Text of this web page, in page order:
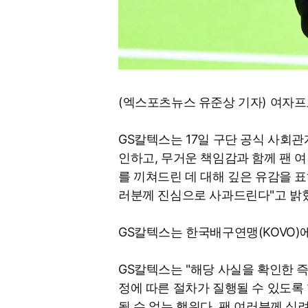
(엑스포츠뉴스 유준상 기자) 여자
GS칼텍스는 17일 구단 공식 사회
인하고, 무거운 책임감과 함께 팬
를 끼쳐드린 데 대해 깊은 유감을
러분께 진심으로 사과드린다"고 밝
GS칼텍스는 한국배구연맹
GS칼텍스는 "해당 사실을 확인한
정에 따른 절차가 질행될 수 있도